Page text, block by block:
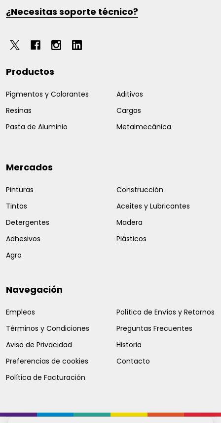
¿Necesitas soporte técnico?
Productos
Pigmentos y Colorantes
Resinas
Pasta de Aluminio
Aditivos
Cargas
Metalmecánica
Mercados
Pinturas
Tintas
Detergentes
Adhesivos
Agro
Construcción
Aceites y Lubricantes
Madera
Plásticos
Navegación
Empleos
Términos y Condiciones
Aviso de Privacidad
Preferencias de cookies
Política de Facturación
Política de Envíos y Retornos
Preguntas Frecuentes
Historia
Contacto